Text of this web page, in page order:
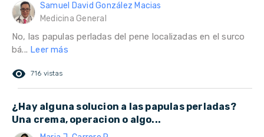
Samuel David González Macias
Medicina General
No, las papulas perladas del pene localizadas en el surco
bá... Leer más
remove_red_eye 716 vistas
¿Hay alguna solucion a las papulas perladas?
Una crema, operacion o algo...